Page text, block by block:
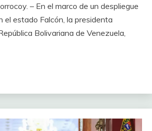
– En el marco de un despliegue
el estado Falcón, la presidenta
Bolivariana de Venezuela,